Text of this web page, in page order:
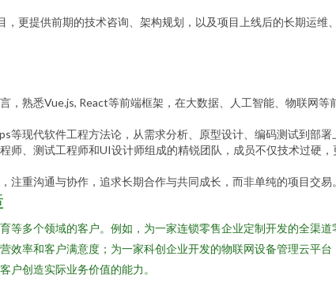
，更提供前期的技术咨询、架构规划，以及项目上线后的长期运
言，熟悉Vue.js, React等前端框架，在大数据、人工智能、物联网
等现代软件工程方法论，从需求分析、原型设计、编码测试到部
师、测试工程师和UI设计师组成的精锐团队，成员不仅技术过硬
注重沟通与协作，追求长期合作与共同成长，而非单纯的项目交易。
等多个领域的客户。例如，为一家连锁零售企业定制开发的全渠
效率和客户满意度；为一家科创企业开发的物联网设备管理云平
户创造实际业务价值的能力。